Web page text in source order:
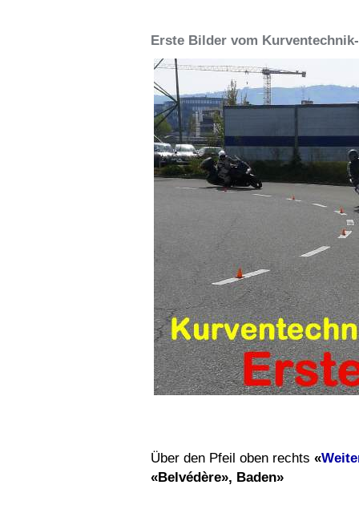
Erste Bilder vom
Über den Pfeil oben rechts «
«Belvédère», Baden»